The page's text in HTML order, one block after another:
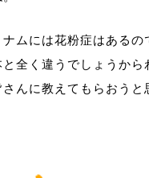
ナムには花粉症はあるの
全く違うでしょうから
んに教えてもらおうと